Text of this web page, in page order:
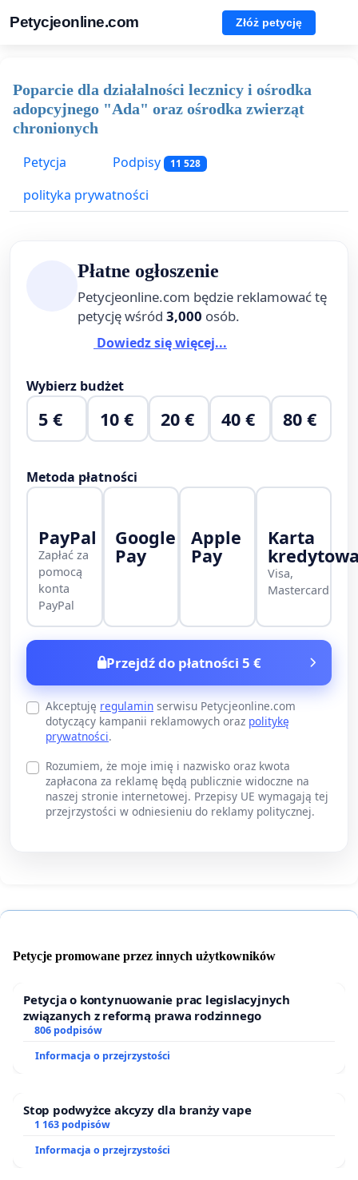
Petycjeonline.com Złóż petycję
Poparcie dla działalności lecznicy i ośrodka
adopcyjnego "Ada" oraz ośrodka zwierząt
chronionych
Petycja
Podpisy 11 528
polityka prywatności
Płatne ogłoszenie
Petycjeonline.com będzie reklamować tę
petycję wśród 3,000 osób.
Dowiedz się więcej...
Wybierz budżet
5 € 10 € 20 € 40 € 80 €
Metoda płatności
PayPal
Zapłać za
pomocą
konta
PayPal
Google
Pay
Apple
Pay
Karta
Visa,
Mastercard
Przejdź do płatności 5 €
Akceptuję regulamin serwisu Petycjeonline.com
dotyczący kampanii reklamowych oraz politykę
prywatności.
Rozumiem, że moje imię i nazwisko oraz kwota
zapłacona za reklamę będą publicznie widoczne na
naszej stronie internetowej. Przepisy UE wymagają tej
przejrzystości w odniesieniu do reklamy politycznej.
Petycje promowane przez innych użytkowników
Petycja o kontynuowanie prac legislacyjnych
związanych z reformą prawa rodzinnego
806 podpisów
Informacja o przejrzystości
Stop podwyżce akcyzy dla branży vape
1 163 podpisów
Informacja o przejrzystości